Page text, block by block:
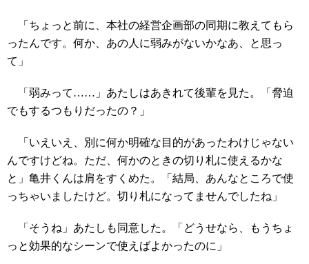
「ちょっと前に、本社の経営企画部の同期に教えてもら
ったんです。何か、あの人に弱みがないかなあ、と思っ
て」
「弱みって……」あたしはあきれて後輩を見た。「脅迫
でもするつもりだったの？」
「いえいえ、別に何か明確な目的があったわけじゃない
んですけどね。ただ、何かのときの切り札に使えるかな
と」亀井くんは肩をすくめた。「結局、あんなところで使
っちゃいましたけど。切り札になってませんでしたね」
「そうね」あたしも同意した。「どうせなら、もうちょ
っと効果的なシーンで使えばよかったのに」